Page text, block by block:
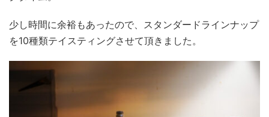
少し時間に余裕もあったので、スタンダードラインナップ
を10種類テイスティングさせて頂きました。